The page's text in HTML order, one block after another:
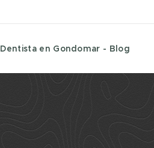
Dentista en Gondomar - Blog